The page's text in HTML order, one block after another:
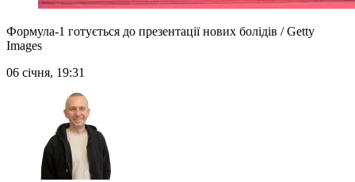
Формула-1 готується до презентації нових болідів / Getty
Images
06 січня, 19:31